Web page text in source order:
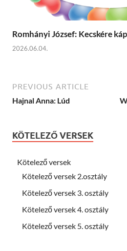
Romhányi József: Kecskére
2026.06.04.
PREVIOUS ARTICLE
Hajnal Anna: Lúd
KÖTELEZŐ VERSEK
Kötelező versek
Kötelező versek 2.osztály
Kötelező versek 3. osztály
Kötelező versek 4. osztály
Kötelező versek 5. osztály